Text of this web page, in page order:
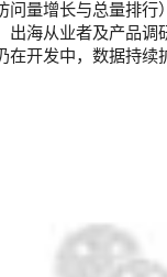
问量增长与总量排
出海从业者及产品
在开发中，数据持续